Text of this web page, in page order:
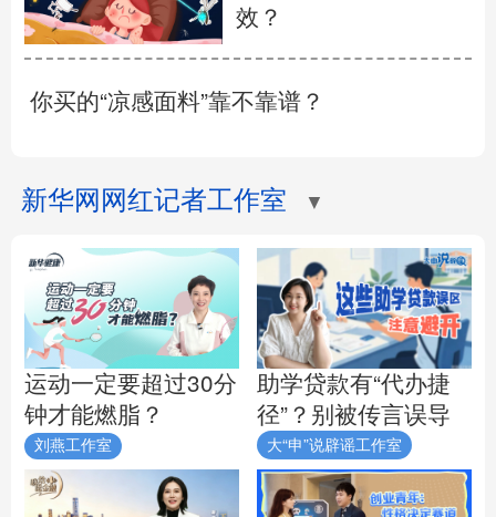
效？
你买的“凉感面料”靠不靠谱？
新华网网红记者工作室 ▼
运动一定要超过30分
钟才能燃脂？
刘燕工作室
助学贷款有“代办捷
径”？别被传言误导
大“申”说辟谣工作室